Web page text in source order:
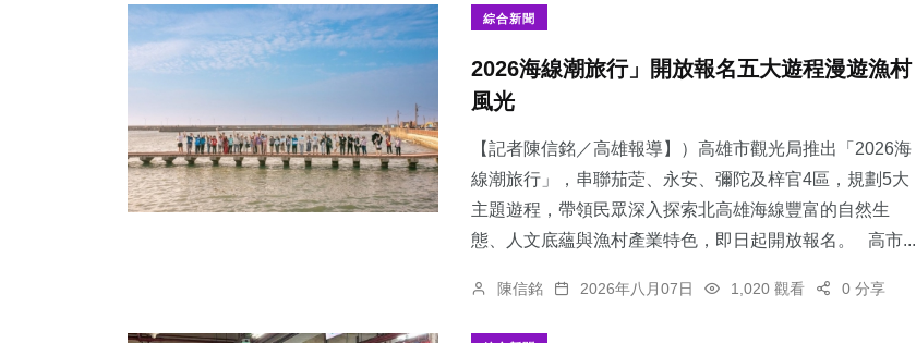
綜合新聞
2026海線潮旅行」開放報名五大遊程漫遊漁村
風光
【記者陳信銘／高雄報導】）高雄市觀光局推出「2026海
線潮旅行」，串聯茄萣、永安、彌陀及梓官4區，規劃5大
主題遊程，帶領民眾深入探索北高雄海線豐富的自然生
態、人文底蘊與漁村產業特色，即日起開放報名。 高市...
陳信銘 2026年八月07日 1,020 觀看 0 分享